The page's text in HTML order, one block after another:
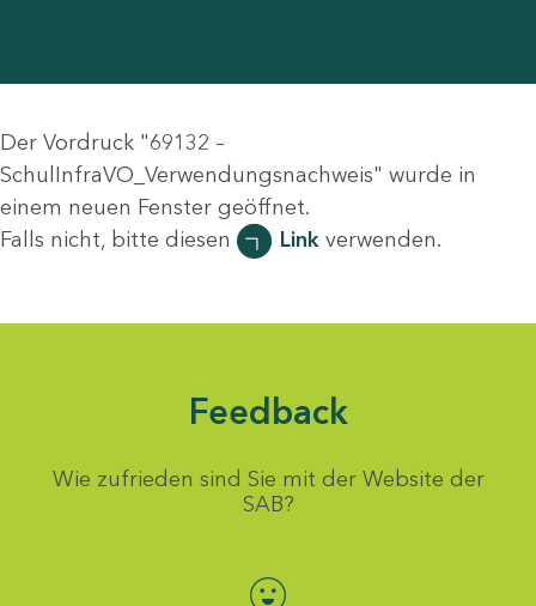
Der Vordruck "69132 –
SchulInfraVO_Verwendungsnachweis" wurde in
einem neuen Fenster geöffnet.
Falls nicht, bitte diesen
Linkverwenden.
Feedback
Wie zufrieden sind Sie mit der Website der
SAB?
Bewertung auswählen